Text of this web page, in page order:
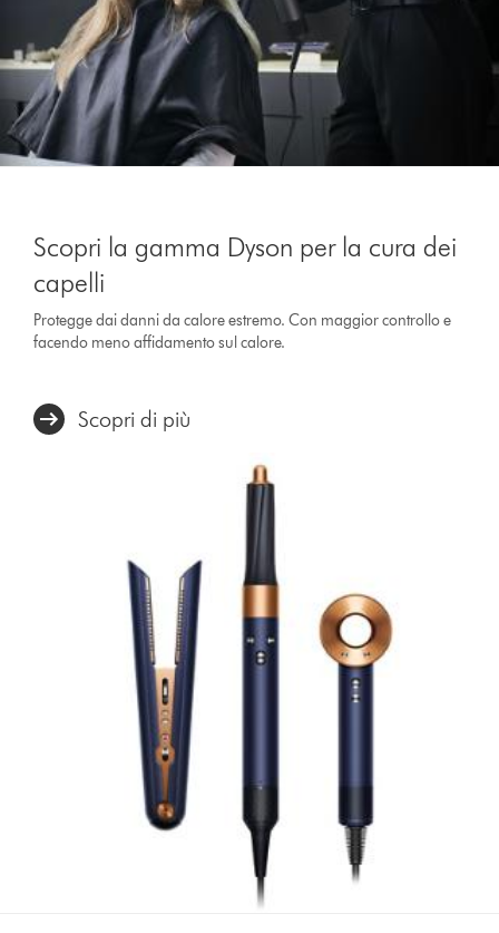
Scopri la gamma Dyson per la cura dei
capelli
Protegge dai danni da calore estremo. Con maggior controllo e
facendo meno affidamento sul calore.
Scopri di più